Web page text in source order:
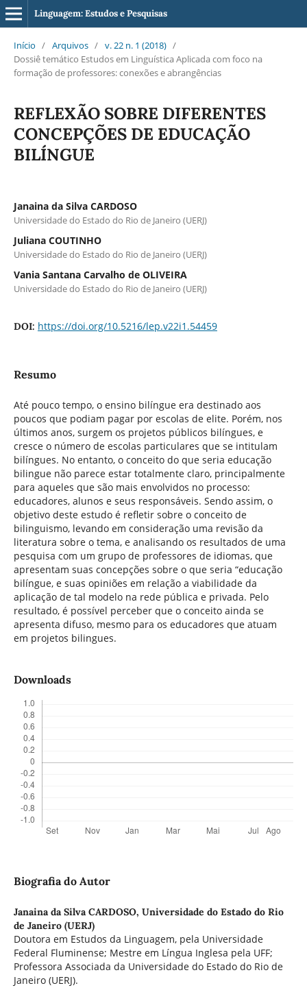
Linguagem: Estudos e Pesquisas
Início / Arquivos / v. 22 n. 1 (2018) /
Dossiê temático Estudos em Linguística Aplicada com foco na
formação de professores: conexões e abrangências
REFLEXÃO SOBRE DIFERENTES
CONCEPÇÕES DE EDUCAÇÃO
BILÍNGUE
Janaina da Silva CARDOSO
Universidade do Estado do Rio de Janeiro (UERJ)
Juliana COUTINHO
Universidade do Estado do Rio de Janeiro (UERJ)
Vania Santana Carvalho de OLIVEIRA
Universidade do Estado do Rio de Janeiro (UERJ)
DOI: https://doi.org/10.5216/lep.v22i1.54459
Resumo
Até pouco tempo, o ensino bilíngue era destinado aos
poucos que podiam pagar por escolas de elite. Porém, nos
últimos anos, surgem os projetos públicos bilíngues, e
cresce o número de escolas particulares que se intitulam
bilíngues. No entanto, o conceito do que seria educação
bilingue não parece estar totalmente claro, principalmente
para aqueles que são mais envolvidos no processo:
educadores, alunos e seus responsáveis. Sendo assim, o
objetivo deste estudo é refletir sobre o conceito de
bilinguismo, levando em consideração uma revisão da
literatura sobre o tema, e analisando os resultados de uma
pesquisa com um grupo de professores de idiomas, que
apresentam suas concepções sobre o que seria “educação
bilíngue, e suas opiniões em relação a viabilidade da
aplicação de tal modelo na rede pública e privada. Pelo
resultado, é possível perceber que o conceito ainda se
apresenta difuso, mesmo para os educadores que atuam
em projetos bilingues.
Downloads
Biografia do Autor
Janaina da Silva CARDOSO, Universidade do Estado do Rio
de Janeiro (UERJ)
Doutora em Estudos da Linguagem, pela Universidade
Federal Fluminense; Mestre em Língua Inglesa pela UFF;
Professora Associada da Universidade do Estado do Rio de
Janeiro (UERJ).